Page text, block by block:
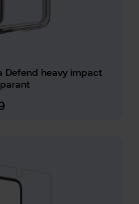
Defend heavy impact